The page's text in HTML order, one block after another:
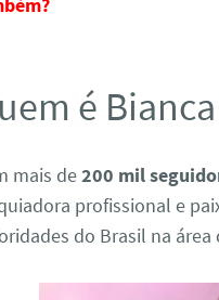
é
mais de200 mil
profissional e
do Brasil na área